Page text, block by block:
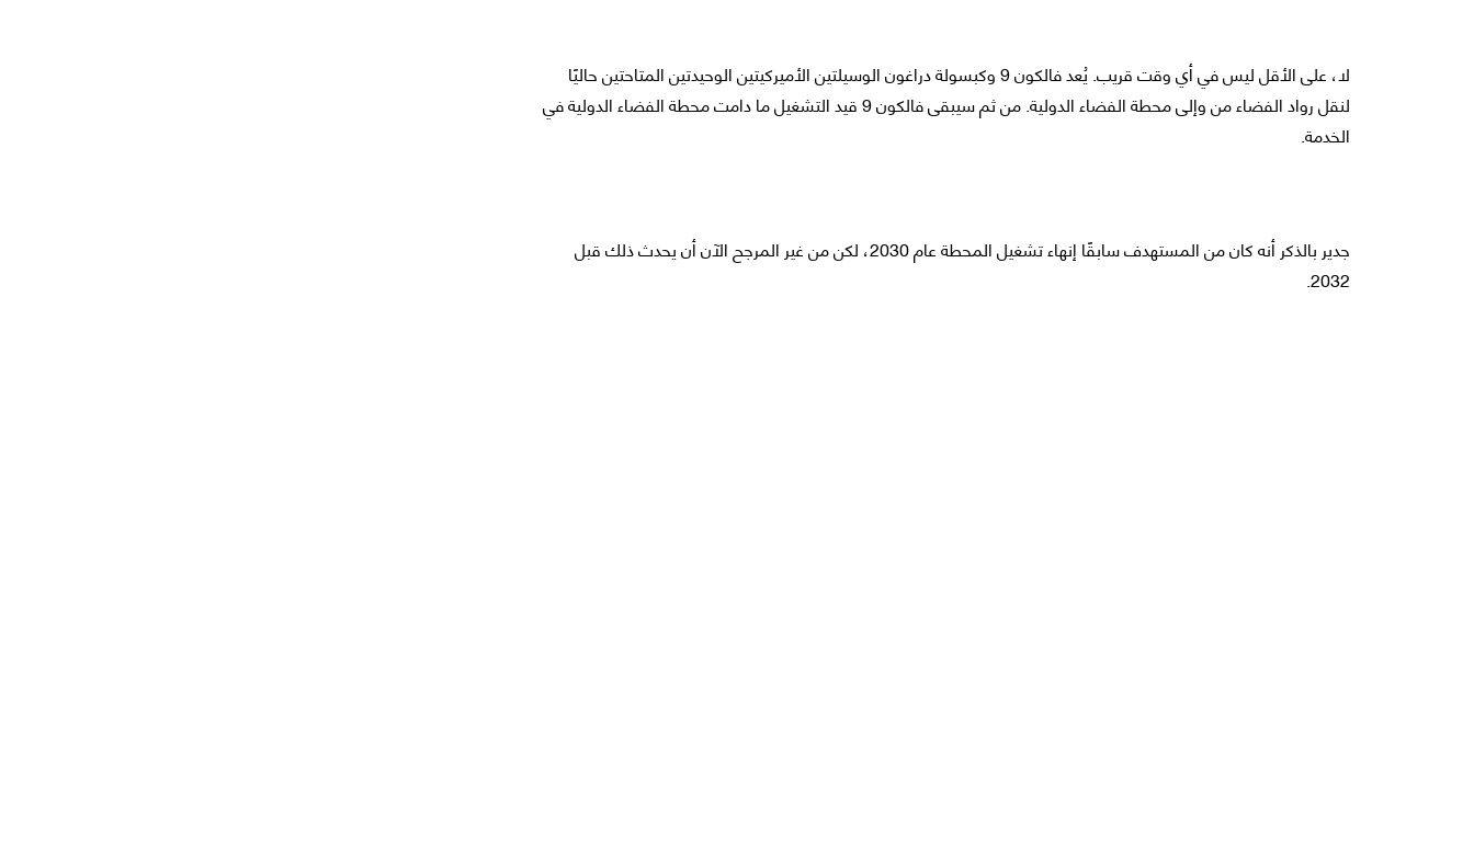
لا، على الأقل ليس في أي وقت قريب. يُعد فالكون 9 وكبسولة دراغون الوسيلتين الأميركيتين الوحيدتين المتاحتين حاليًا
لنقل رواد الفضاء من وإلى محطة الفضاء الدولية. من ثم سيبقى فالكون 9 قيد التشغيل ما دامت محطة الفضاء الدولية في
الخدمة.
جدير بالذكر أنه كان من المستهدف سابقًا إنهاء تشغيل المحطة عام 2030، لكن من غير المرجح الآن أن يحدث ذلك قبل
2032.